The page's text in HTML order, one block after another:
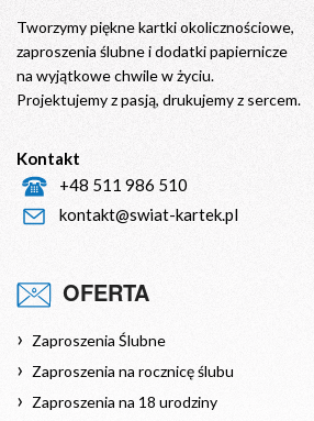
Tworzymy piękne kartki okolicznościowe,
zaproszenia ślubne i dodatki papiernicze
na wyjątkowe chwile w życiu.
Projektujemy z pasją, drukujemy z sercem.
Kontakt
+48 511 986 510
kontakt@swiat-kartek.pl
OFERTA
Zaproszenia Ślubne
Zaproszenia na rocznicę ślubu
Zaproszenia na 18 urodziny